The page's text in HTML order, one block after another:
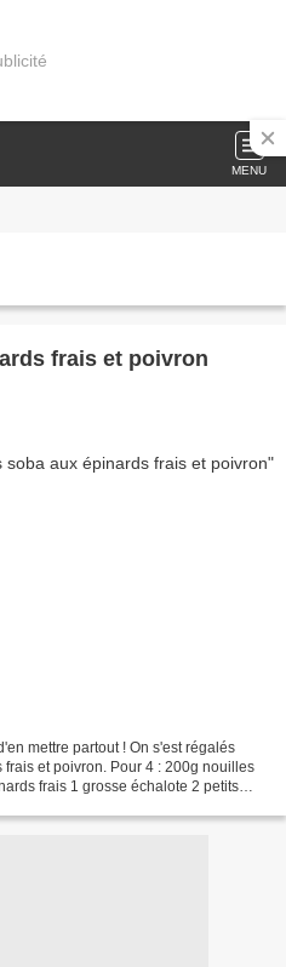
MENU
frais et poivron
mettre partout ! On s'est régalés
et poivron. Pour 4 : 200g nouilles
frais 1 grosse échalote 2 petits